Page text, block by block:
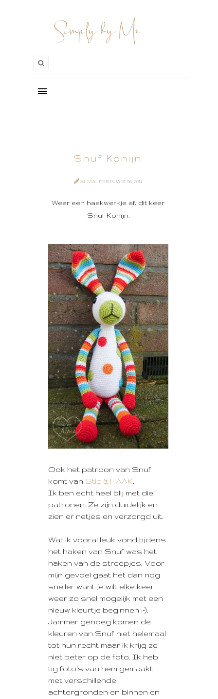
Snuf Konijn
ALMA - FEBRUARI 06, 2014
Weer een haakwerkje af, dit keer
Snuf Konijn.
Ook het patroon van Snuf
komt van Stip & HAAK
Ik ben echt heel blij met die
patronen. Ze zijn duidelijk en
zien er netjes en verzorgd uit.
Wat ik vooral leuk vond tijdens
het haken van Snuf was het
haken van de streepjes. Voor
mijn gevoel gaat het dan nog
sneller want je wilt elke keer
weer zo snel mogelijk met een
nieuw kleurtje beginnen ;-).
Jammer genoeg komen de
kleuren van Snuf niet helemaal
tot hun recht maar ik krijg ze
niet beter op de foto. Ik heb
tig foto's van hem gemaakt
met verschillende
achtergronden en binnen en